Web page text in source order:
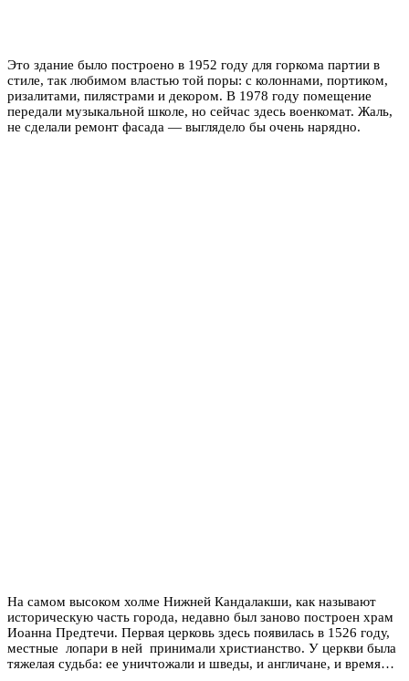
Это здание было построено в 1952 году для горкома партии в
стиле, так любимом властью той поры: с колоннами, портиком,
ризалитами, пилястрами и декором. В 1978 году помещение
передали музыкальной школе, но сейчас здесь военкомат. Жаль,
не сделали ремонт фасада — выглядело бы очень нарядно.
На самом высоком холме Нижней Кандалакши, как называют
историческую часть города, недавно был заново построен храм
Иоанна Предтечи. Первая церковь здесь появилась в 1526 году,
местные лопари в ней принимали христианство. У церкви была
тяжелая судьба: ее уничтожали и шведы, и англичане, и время…​​​​​​​